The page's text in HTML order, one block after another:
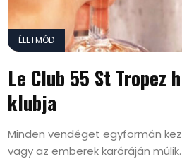
ÉLETMÓD
Le Club 55 St Tropez
klubja
Minden vendéget egyformán
vagy az emberek karóráján